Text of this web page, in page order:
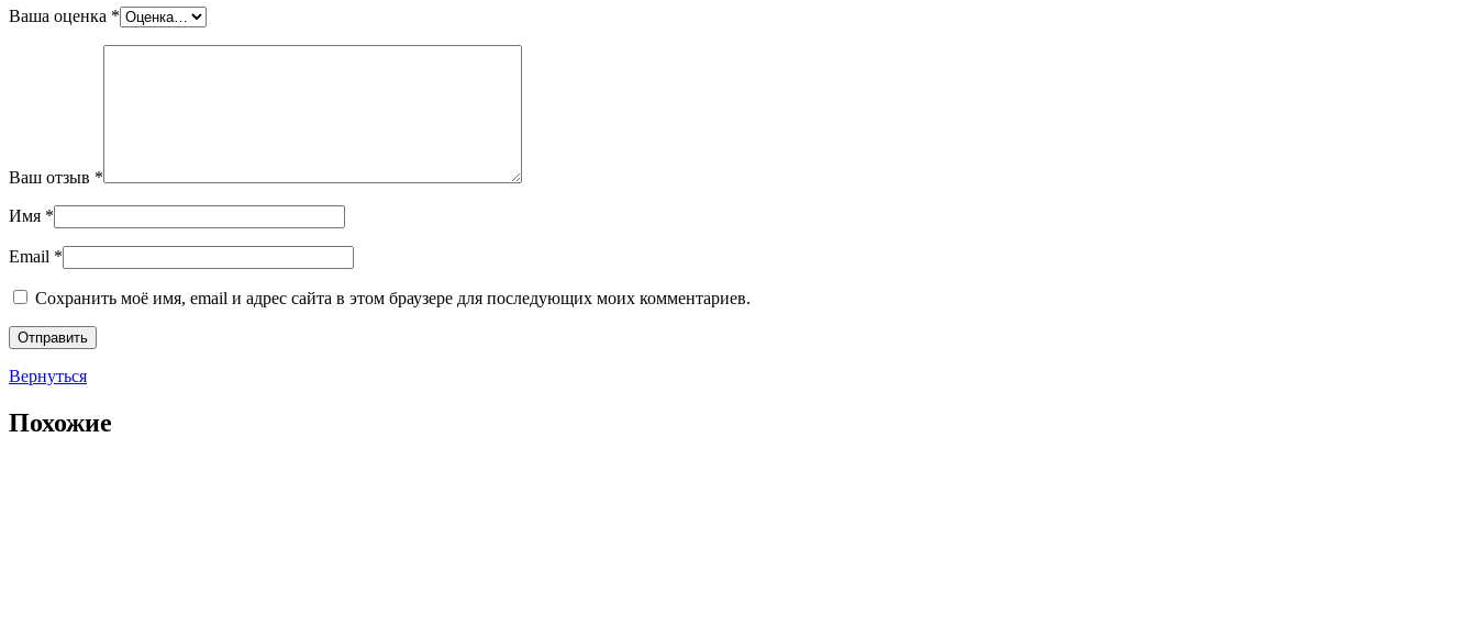
Ваша оценка *
Ваш отзыв *
Имя *
Email *
Сохранить моё имя, email и адрес сайта в этом браузере для последующих моих комментариев.
Вернуться
Похожие